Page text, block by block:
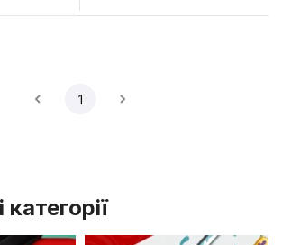
1